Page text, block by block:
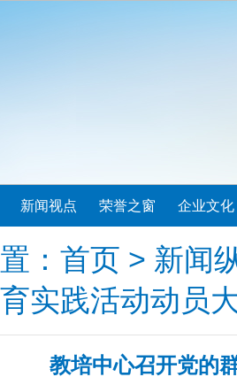
新闻视点 荣誉之窗 企业文化
： 首页 > 新闻
实践活动动员
教培中心召开党的